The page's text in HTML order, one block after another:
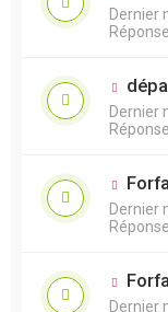
Dernier
Dernier
Dernier
Dernier